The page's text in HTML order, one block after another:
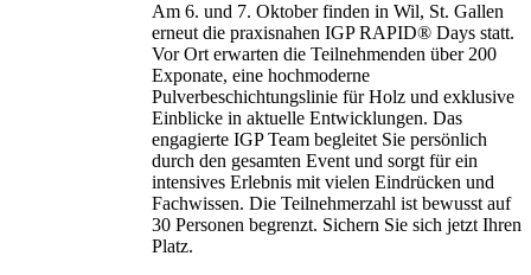
Am 6. und 7. Oktober finden in Wil, St. Gallen
erneut die praxisnahen IGP RAPID® Days statt.
Vor Ort erwarten die Teilnehmenden über 200
Exponate, eine hochmoderne
Pulverbeschichtungslinie für Holz und exklusive
Einblicke in aktuelle Entwicklungen. Das
engagierte IGP Team begleitet Sie persönlich
durch den gesamten Event und sorgt für ein
intensives Erlebnis mit vielen Eindrücken und
Fachwissen. Die Teilnehmerzahl ist bewusst auf
30 Personen begrenzt. Sichern Sie sich jetzt Ihren
Platz.